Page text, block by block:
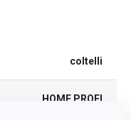
coltelli
HOME PROFI